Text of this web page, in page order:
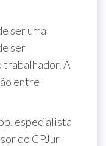
ser uma
ser
A
entre
especialista
do CPJur